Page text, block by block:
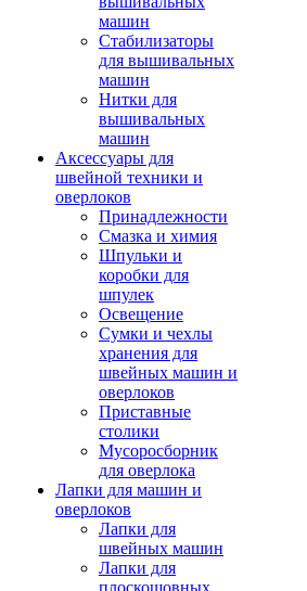
машин
Стабилизаторы
для вышивальных
машин
Нитки для
вышивальных
машин
Аксессуары для
швейной техники и
оверлоков
Принадлежности
Смазка и химия
Шпульки и
коробки для
шпулек
Освещение
Сумки и чехлы
хранения для
швейных машин и
оверлоков
Приставные
столики
Мусоросборник
для оверлока
Лапки для машин и
оверлоков
Лапки для
швейных машин
Лапки для
плоскошовных